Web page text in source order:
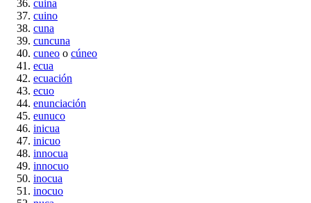
cuina
cuino
cuna
cuncuna
cuneo o cúneo
ecua
ecuación
ecuo
enunciación
eunuco
inicua
inicuo
innocua
innocuo
inocua
inocuo